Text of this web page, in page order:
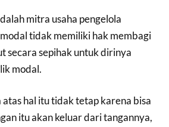
mitra usaha pengelola
tidak memiliki hak membagi
secara sepihak untuk dirinya
modal.
hal itu tidak tetap karena bisa
itu akan keluar dari tangannya,